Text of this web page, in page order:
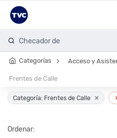
Checador de
Categorías Acceso y
Frentes de Calle
Categoría: Frentes de Calle ×
Ordenar: